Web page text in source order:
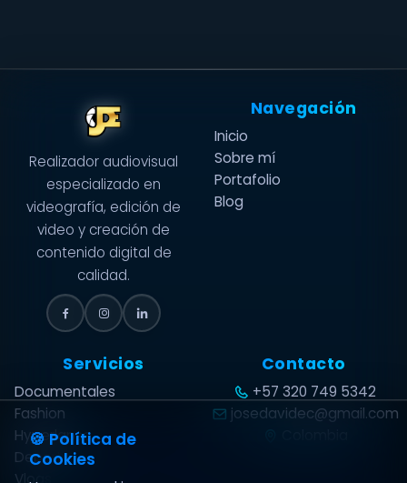
Realizador audiovisual
especializado en
videografía, edición de
video y creación de
contenido digital de
calidad.
Navegación
Inicio
Sobre mí
Portafolio
Blog
Servicios
Documentales
Fashion
Hyperlapse
Deporte
Vlogs
Contacto
+57 320 749 5342
josedavidec@gmail.com
🍪 Política de
Cookies